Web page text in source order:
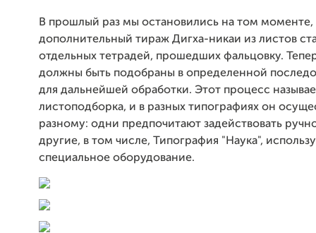
В прошлый раз мы остановились на том моменте,
дополнительный тираж Дигха-никаи из листов
отдельных тетрадей, прошедших фальцовку.
должны быть подобраны в определенной
для дальнейшей обработки. Этот процесс
листоподборка, и в разных типографиях он
разному: одни предпочитают задействовать
другие, в том числе, Типография "Наука",
специальное оборудование.